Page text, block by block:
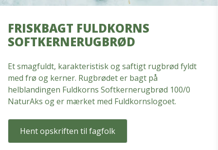
FRISKBAGT FULDKORNS
SOFTKERNERUGBRØD
Et smagfuldt, karakteristisk og saftigt rugbrød fyldt
med frø og kerner. Rugbrødet er bagt på
helblandingen Fuldkorns Softkernerugbrød 100/0
NaturAks og er mærket med Fuldkornslogoet.
Hent opskriften til fagfolk